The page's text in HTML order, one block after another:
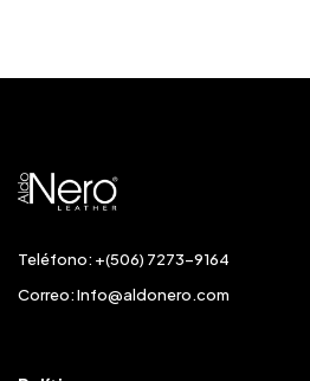
Teléfono: +(506) 7273-9164
Correo:Info@aldonero.com